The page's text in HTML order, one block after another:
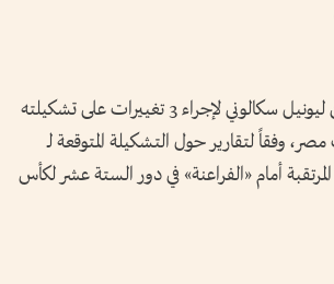
يتجه مدرب الأرجنتين ليونيل سكالوني لإجراء 3 تغييرات على تشكيلته
وفقاً لتقارير حول التشكيلة المتوقعة لـ
المرتقبة أمام «الفراعنة» في دور الستة عشر لكأس